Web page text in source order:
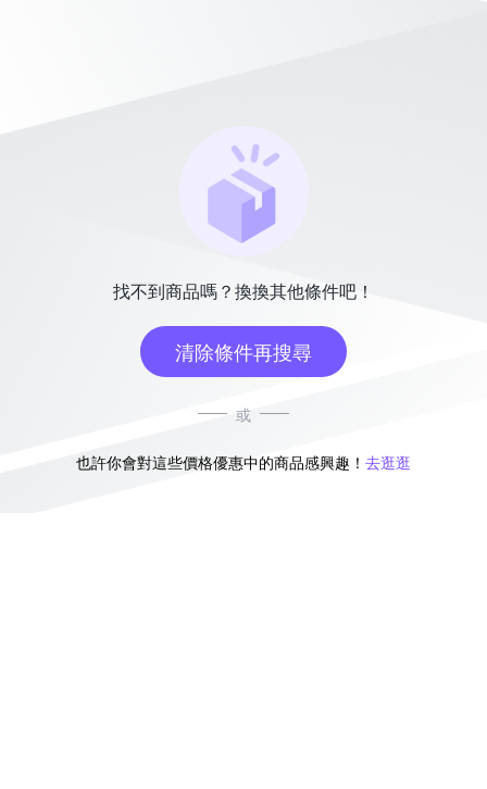
找不到商品嗎？換換其他條件吧！
清除條件再搜尋
或
也許你會對這些價格優惠中的商品感興趣！ 去逛逛